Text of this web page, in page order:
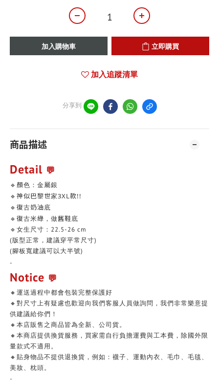
加入購物車 立即購買
加入追蹤清單
分享到
商品描述
Detail 💬
🔹顏色：金屬銀
🔹神似巴黎世家3XL款!!
🔹復古奶油底
🔹復古米綠，做舊鞋底
🔹女生尺寸：22.5-26 cm
(版型正常，建議穿平常尺寸)
(腳板寬建議可以大半號)
-
Notice 💬
🔸運送過程中都會包裝完整保護好
🔸對尺寸上有疑慮也歡迎向我們客服人員做詢問，我們非常樂意提
供建議給你們！
🔸本店販售之商品皆為全新、公司貨。
🔸本商店提供換貨服務，買家需自行負擔運費與工本費，除國外限
量款式不適用。
🔸貼身物品不提供退換貨，例如：襪子、運動內衣、毛巾、毛毯、
美妝、枕頭。
-